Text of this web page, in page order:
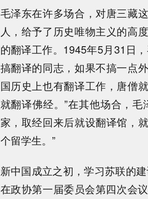
毛泽东在许多场合，对唐三藏
人，给予了历史唯物主义的高
的翻译工作。1945年5月31日
搞翻译的同志，如果不搞一点
国历史上也有翻译工作，唐僧
就翻译佛经。”在其他场合，
家，取经回来后就设翻译馆，
个留学生。”
新中国成立之初，学习苏联的
在政协第一届委员会第四次会